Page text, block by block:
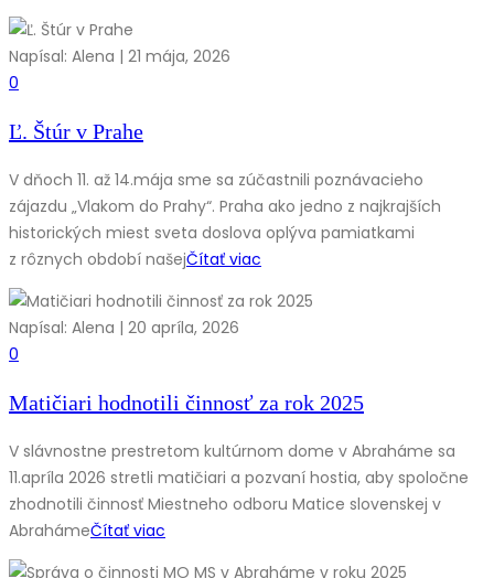
Napísal: Alena | 21 mája, 2026
0
Ľ. Štúr v Prahe
V dňoch 11. až 14.mája sme sa zúčastnili poznávacieho
zájazdu „Vlakom do Prahy“. Praha ako jedno z najkrajších
historických miest sveta doslova oplýva pamiatkami
z rôznych období našejČítať viac
Napísal: Alena | 20 apríla, 2026
0
Matičiari hodnotili činnosť za rok 2025
V slávnostne prestretom kultúrnom dome v Abraháme sa
11.apríla 2026 stretli matičiari a pozvaní hostia, aby spoločne
zhodnotili činnosť Miestneho odboru Matice slovenskej v
AbrahámeČítať viac